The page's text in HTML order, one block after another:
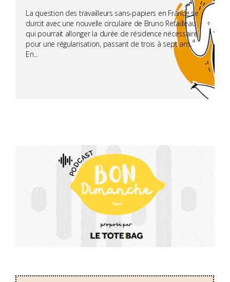
La question des travailleurs sans-papiers en France se
durcit avec une nouvelle circulaire de Bruno Retailleau
qui pourrait allonger la durée de résidence nécessaire
pour une régularisation, passant de trois à sept ans.
En...